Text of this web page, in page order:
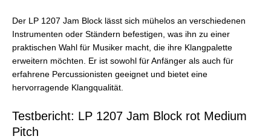
Der LP 1207 Jam Block lässt sich mühelos an verschiedenen
Instrumenten oder Ständern befestigen, was ihn zu einer
praktischen Wahl für Musiker macht, die ihre Klangpalette
erweitern möchten. Er ist sowohl für Anfänger als auch für
erfahrene Percussionisten geeignet und bietet eine
hervorragende Klangqualität.
Testbericht: LP 1207 Jam Block rot Medium
Pitch